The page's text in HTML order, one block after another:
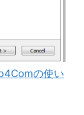
の使い